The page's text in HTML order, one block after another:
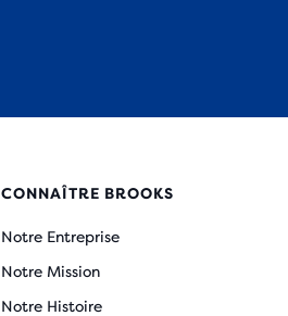
CONNAÎTRE BROOKS
Notre Entreprise
Notre Mission
Notre Histoire